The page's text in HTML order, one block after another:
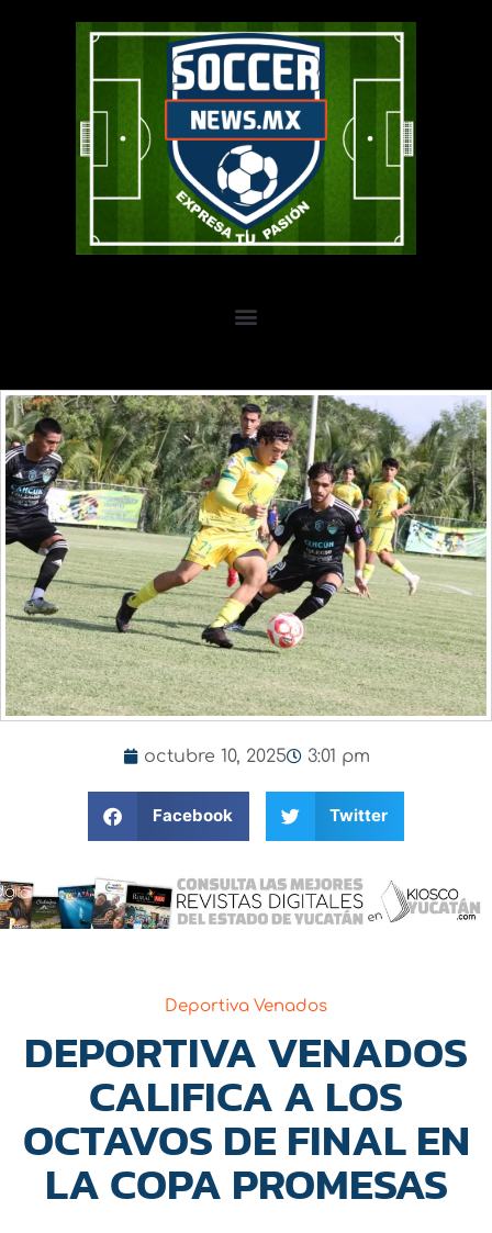
octubre 10, 2025 3:01 pm
Facebook Twitter
Deportiva Venados
DEPORTIVA VENADOS
CALIFICA A LOS
OCTAVOS DE FINAL EN
LA COPA PROMESAS